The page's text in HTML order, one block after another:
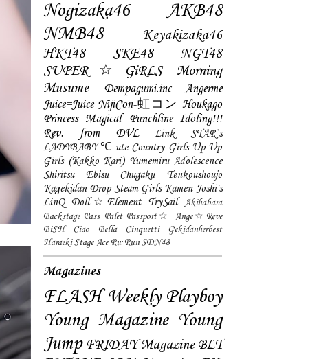
Nogizaka46
AKB48
NMB48
Keyakizaka46
HKT48
SKE48
NGT48
SUPER☆GiRLS
Morning
Musume
Dempagumi.inc
Angerme
Juice=Juice NijiCon-虹コン Houkago
Princess Magical Punchline Idoling!!!
Rev. from DVL
Link STAR`s
LADYBABY ℃-ute Country Girls Up Up
Girls (Kakko Kari) Yumemiru Adolescence
Shiritsu Ebisu Chugaku
Tenkoushoujo
Kagekidan Drop Steam Girls Kamen Joshi's
LinQ Doll☆Element TrySail
Akihabara
Backstage Pass Palet Passport☆
Ange☆Reve
BiSH
Ciao Bella Cinquetti
Gekidanherbest
Haraeki Stage Ace Ru:Run SDN48
Magazines
FLASH Weekly Playboy
Young Magazine Young
Jump FRIDAY Magazine BLT